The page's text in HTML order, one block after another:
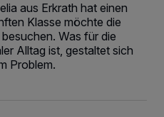
aus Erkrath hat einen
Klasse möchte die
Was für die
Alltag ist, gestaltet sich
Problem.